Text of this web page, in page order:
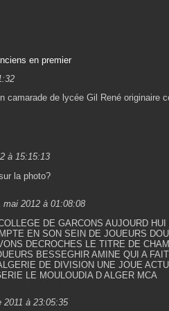
en premier
camarade de lycée Gil René originaire
à 15:15:13
la photo?
mai 2012 à 01:08:08
DE GARCONS AUJOURD HUI
EN SON SEIN DE JOUEURS
DECROCHES LE TITRE DE
BESSEGHIR AMINE QUI A
DE DIVISION UNE JOUE
LE MOULOUDIA D ALGER MCA
2011 à 23:05:35